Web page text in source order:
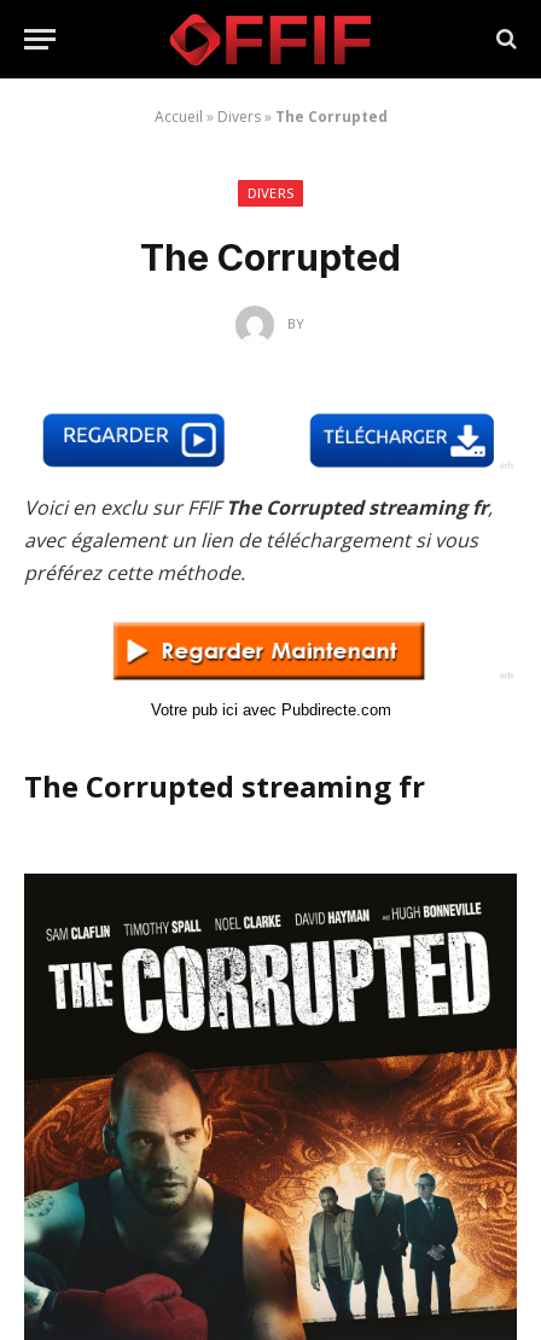
Accueil » Divers» The Corrupted
DIVERS
The Corrupted
BY
Voici en exclu sur FFIFThe Corrupted streaming fr,
avec également un lien de téléchargement si vous
préférez cette méthode.
Votre pub ici avec Pubdirecte.com
The Corrupted streaming fr